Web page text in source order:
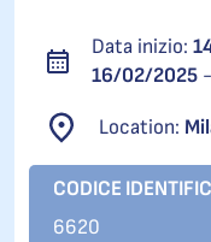
Data inizio:
16/02/2025 -
Location:
CODICE
6620